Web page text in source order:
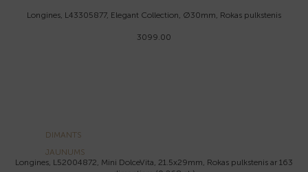
Longines, L43305877, Elegant Collection, Ø30mm, Rokas pulkstenis
3099.00
DIMANTS
JAUNUMS
Longines, L52004872, Mini DolceVita, 21.5x29mm, Rokas pulkstenis ar 163